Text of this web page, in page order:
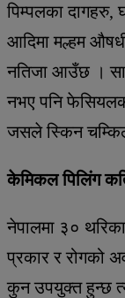
पिम्पलका दागहरु,
आदिमा मल्हम
नतिजा आउँछ ।
नभए पनि
जसले स्किन
केमिकल पिलिंग
नेपालमा ३०
प्रकार र रोगको
कुन उपयुक्त हुन्छ